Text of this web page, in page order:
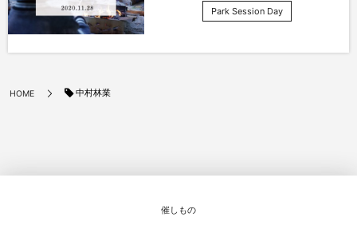
Park Session Day
HOME 中村林業
催しもの